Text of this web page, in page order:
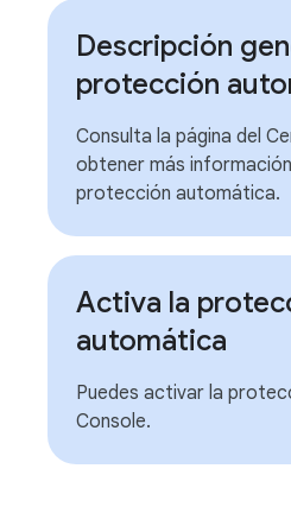
Descripción
protección
Consulta la página del
obtener más
protección automática.
Activa la
automática
Puedes activar la
Console.